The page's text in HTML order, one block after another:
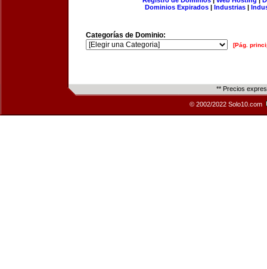
Dominios Expirados | Industrias |
Categorías de Dominio:
[Pág.
** Precios
© 2002/2022 Solo10.com